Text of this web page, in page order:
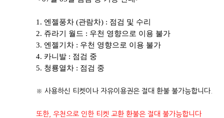
1. 엔젤풍차 (관람차) : 점검 및 수리
2. 쥬라기 월드 : 우천 영향으로 이용 불가
3. 엔젤기차 : 우천 영향으로 이용 불가
4. 카니발 : 점검 중
5. 청룡열차 : 점검 중
※ 사용하신 티켓이나 자유이용권은 절대 환불 불가능합니다.
또한, 우천으로 인한 티켓 교환 환불은 절대 불가능합니다